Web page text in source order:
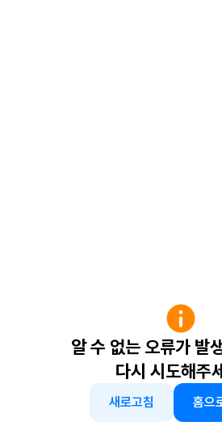
알 수 없는 오류가 발
다시 시도해주
새로고침 홈으